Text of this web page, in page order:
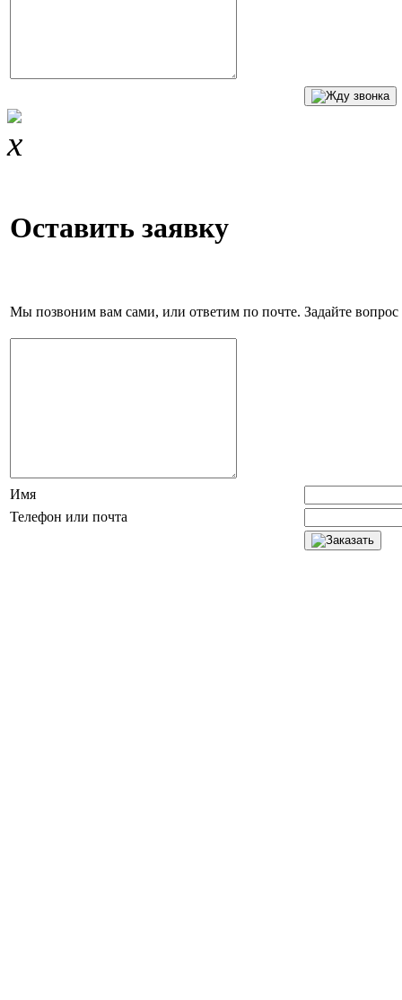
Оставить заявку
Мы позвоним вам сами, или ответим по почте. Задайте
Имя
Телефон или почта